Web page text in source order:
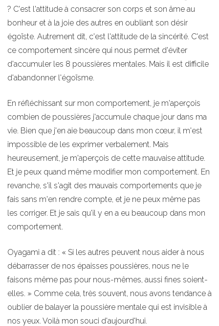
? C'est l'attitude à consacrer son corps et son âme au
bonheur et à la joie des autres en oubliant son désir
égoïste. Autrement dit, c'est l'attitude de la sincérité. C'est
ce comportement sincère qui nous permet d'éviter
d'accumuler les 8 poussières mentales. Mais il est difficile
d'abandonner l'égoïsme.
En réfléchissant sur mon comportement, je m'aperçois
combien de poussières j'accumule chaque jour dans ma
vie. Bien que j'en aie beaucoup dans mon cœur, il m'est
impossible de les exprimer verbalement. Mais
heureusement, je m'aperçois de cette mauvaise attitude.
Et je peux quand même modifier mon comportement. En
revanche, s'il s'agit des mauvais comportements que je
fais sans m'en rendre compte, et je ne peux même pas
les corriger. Et je sais qu'il y en a eu beaucoup dans mon
comportement.
Oyagami a dit : « Si les autres peuvent nous aider à nous
débarrasser de nos épaisses poussières, nous ne le
faisons même pas pour nous-mêmes, aussi fines soient-
elles. » Comme cela, très souvent, nous avons tendance à
oublier de balayer la poussière mentale qui est invisible à
nos yeux. Voilà mon souci d'aujourd'hui.